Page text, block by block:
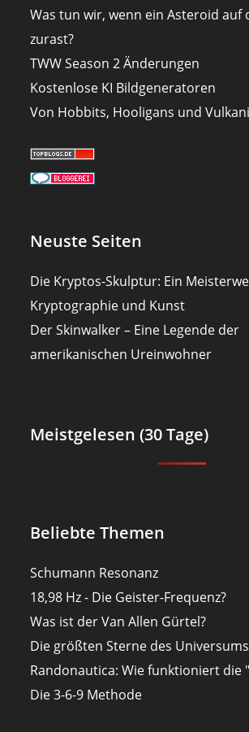
Was tun wir, wenn ein Asteroid auf
zurast?
TWW Season 2 Änderungen
Kostenlose KI Bildgeneratoren
Von Hobbits, Hooligans und
Neuste Seiten
Die Kryptos-Skulptur: Ein
Kryptographie und Kunst
Der Skinwalker – Eine Legende der
amerikanischen Ureinwohner
Meistgelesen (30 Tage)
Beliebte Themen
Schumann Resonanz
18,98 Hz - Die Geister-Frequenz?
Was ist der Van Allen Gürtel?
Die größten Sterne des Universums
Randonautica: Wie funktioniert die
Die 3-6-9 Methode